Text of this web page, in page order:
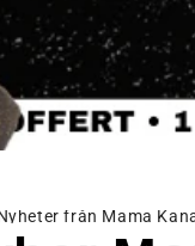
från Mama